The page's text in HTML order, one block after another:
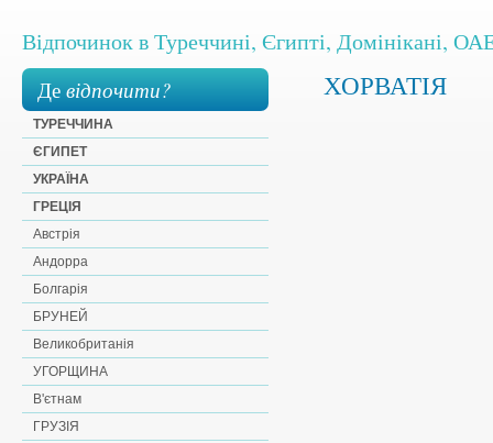
Відпочинок в Туреччині, Єгипті, Домінікані,
Девідпочити?
ТУРЕЧЧИНА
ЄГИПЕТ
УКРАЇНА
ГРЕЦІЯ
Австрія
Андорра
Болгарія
БРУНЕЙ
Великобританія
УГОРЩИНА
В'єтнам
ГРУЗІЯ
ХОРВАТІЯ